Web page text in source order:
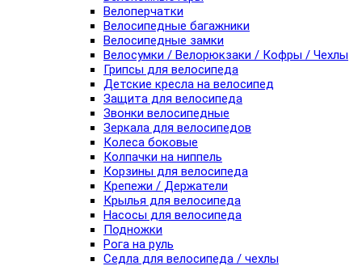
Велоперчатки
Велосипедные багажники
Велосипедные замки
Велосумки / Велорюкзаки / Кофры / Чехлы
Грипсы для велосипеда
Детские кресла на велосипед
Защита для велосипеда
Звонки велосипедные
Зеркала для велосипедов
Колеса боковые
Колпачки на ниппель
Корзины для велосипеда
Крепежи / Держатели
Крылья для велосипеда
Насосы для велосипеда
Подножки
Рога на руль
Седла для велосипеда / чехлы